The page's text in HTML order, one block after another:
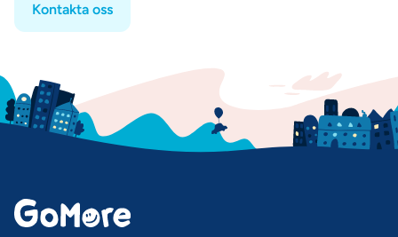
Kontakta oss